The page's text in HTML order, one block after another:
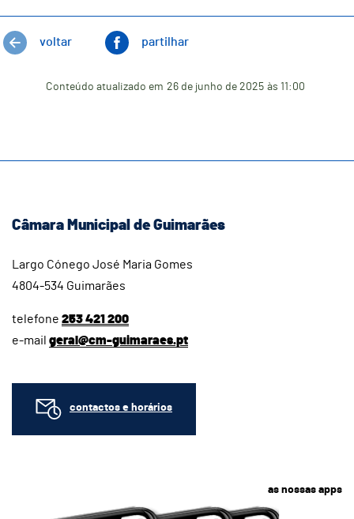
voltar partilhar
Conteúdo atualizado em 26 de junho de 2025 às 11:00
Câmara Municipal de Guimarães
Largo Cónego José Maria Gomes
4804-534 Guimarães
telefone 253 421 200
e-mail geral@cm-guimaraes.pt
contactos e horários
as nossas apps